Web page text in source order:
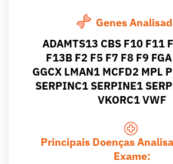
Genes
ADAMTS13 CBS F10 F11
F13B F2 F5 F7 F8 F9 FGA
GGCX LMAN1 MCFD2 MPL
SERPINC1 SERPINE1
VKORC1 VWF
Principais Doenças
Exame: